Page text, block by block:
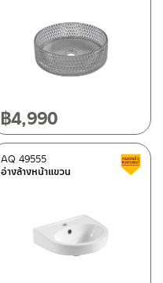
฿4,990
อ่างล้างหน้าแขวน
AQ 49555